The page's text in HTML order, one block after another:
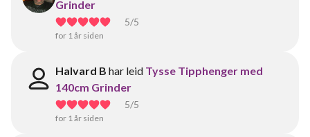
Grinder
5/5
for 1 år siden
Halvard B har leid Tysse Tipphenger med
140cm Grinder
5/5
for 1 år siden